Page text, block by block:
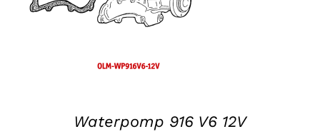
Waterpomp 916 V6 12V